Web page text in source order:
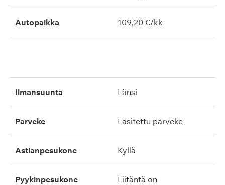
Autopaikka 109,20 €/kk
ilmansuunta länsi
parveke lasitettu parveke
astianpesukone kyllä
pyykinpesukone liitäntä on